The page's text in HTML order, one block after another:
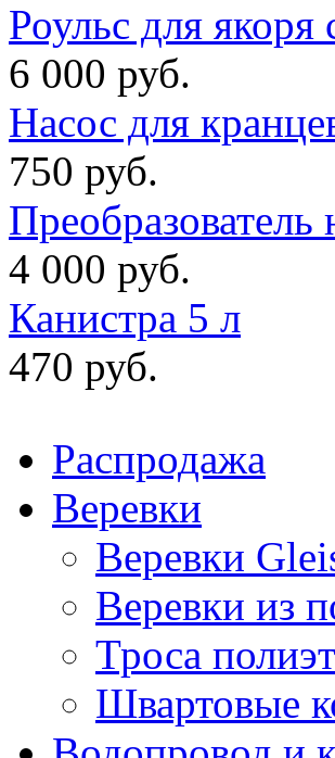
Роульс для якоря
6 000 руб.
Насос для
750 руб.
4 000 руб.
Канистра 5 л
470 руб.
Распродажа
Веревки
Веревки
Веревки из
Троса
Швартовые